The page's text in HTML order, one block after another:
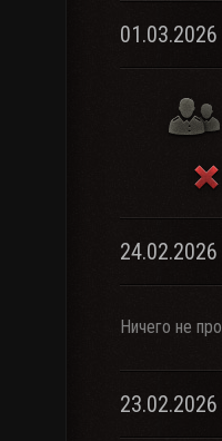
01.03.2026
Ничего не
23.02.2026